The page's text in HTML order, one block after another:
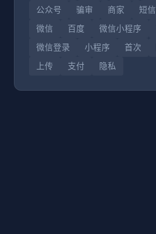
公众号
骗审 商家 短信
微信
百度 微信小程序
微信登录
小程序 首次
上传
支付 隐私